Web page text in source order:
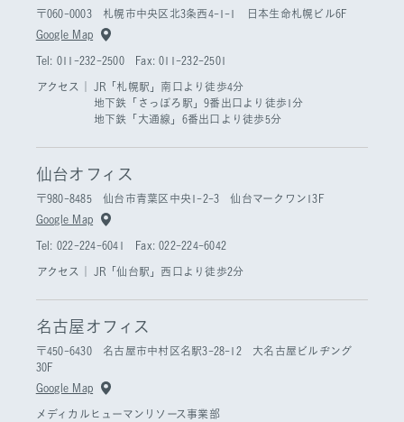
〒060-0003 札幌市中央区北3条西4-1-1 日本生命札幌ビル6F
Google Map
Tel: 011-232-2500 Fax: 011-232-2501
アクセス｜
JR「札幌駅」南口より徒歩4分
地下鉄「さっぽろ駅」9番出口より徒歩1分
地下鉄「大通線」6番出口より徒歩5分
仙台オフィス
〒980-8485 仙台市青葉区中央1-2-3 仙台マークワン13F
Google Map
Tel: 022-224-6041 Fax: 022-224-6042
アクセス｜
JR「仙台駅」西口より徒歩2分
名古屋オフィス
〒450-6430 名古屋市中村区名駅3-28-12 大名古屋ビルヂング
30F
Google Map
メディカルヒューマンリソース事業部